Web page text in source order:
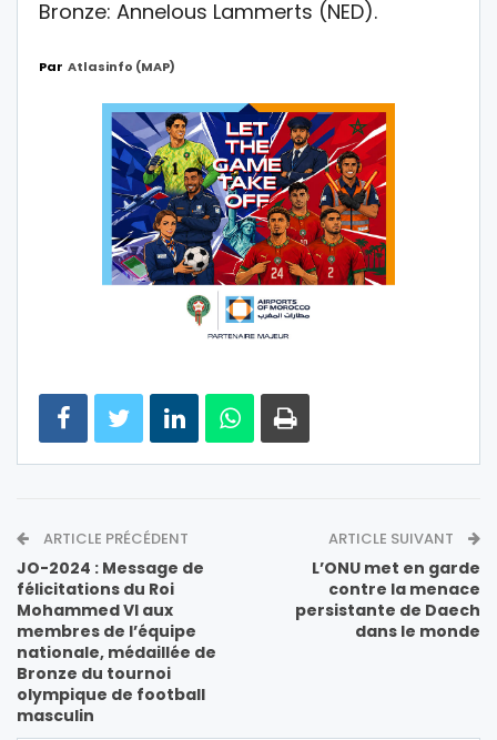
Bronze: Annelous Lammerts (NED).
Par Atlasinfo (MAP)
ARTICLE PRÉCÉDENT
JO-2024 : Message de
félicitations du Roi
Mohammed VI aux
membres de l’équipe
nationale, médaillée de
Bronze du tournoi
olympique de football
masculin
ARTICLE SUIVANT
L’ONU met en garde
contre la menace
persistante de Daech
dans le monde